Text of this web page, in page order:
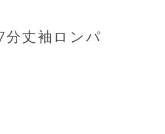
分丈袖ロンパ